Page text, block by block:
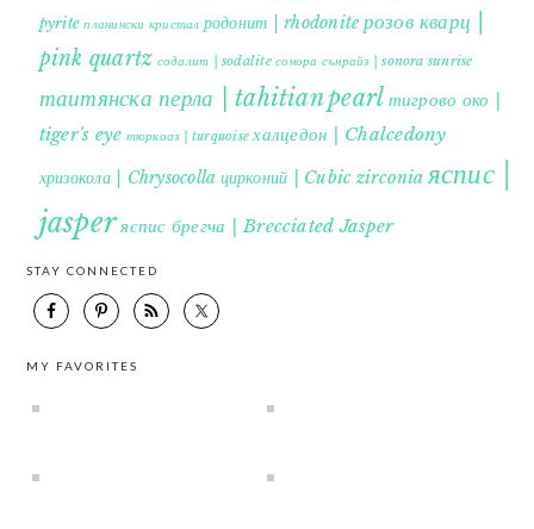
pyrite планински кристал родонит | rhodonite розов кварц |
pink quartz содалит | sodalite сонора сънрайз | sonora sunrise
таитянска перла | tahitian pearl тигрово око |
tiger's eye тюркоаз | turquoise халцедон | Chalcedony
хризокола | Chrysocolla цирконий | Cubic zirconia яспис |
jasperяспис брегча | Brecciated Jasper
STAY CONNECTED
MY FAVORITES